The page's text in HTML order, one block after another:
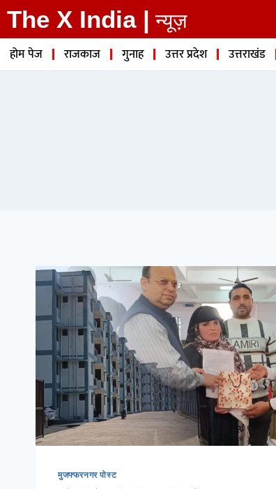
The X India | न्यूज़
होम पेज राजकाज गुनाह उत्तर प्रदेश उत्तराखंड
मुजफ्फरनगर पोस्ट